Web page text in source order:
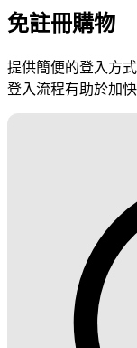
免註冊購物
提供簡便的登入方
登入流程有助於加